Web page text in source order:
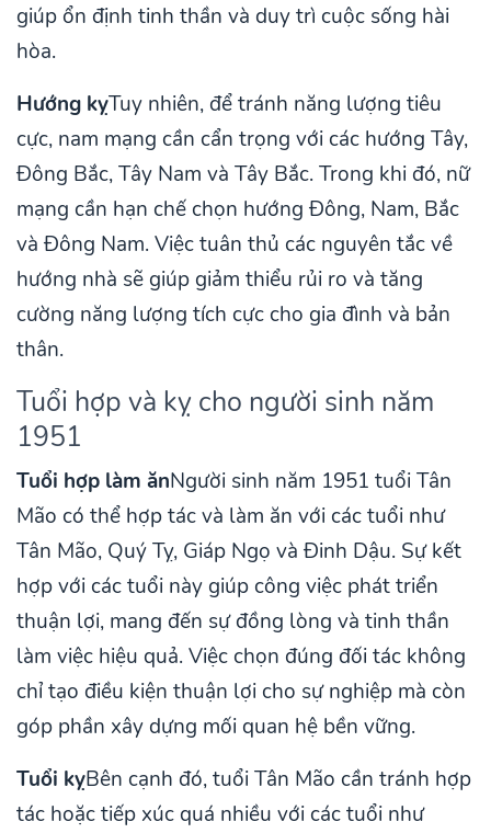
giúp ổn định tinh thần và duy trì cuộc sống hài
hòa.
Hướng kỵTuy nhiên, để tránh năng lượng tiêu
cực, nam mạng cần cẩn trọng với các hướng Tây,
Đông Bắc, Tây Nam và Tây Bắc. Trong khi đó, nữ
mạng cần hạn chế chọn hướng Đông, Nam, Bắc
và Đông Nam. Việc tuân thủ các nguyên tắc về
hướng nhà sẽ giúp giảm thiểu rủi ro và tăng
cường năng lượng tích cực cho gia đình và bản
thân.
Tuổi hợp và kỵ cho người sinh năm
1951
Tuổi hợp làm ănNgười sinh năm 1951 tuổi Tân
Mão có thể hợp tác và làm ăn với các tuổi như
Tân Mão, Quý Tỵ, Giáp Ngọ và Đinh Dậu. Sự kết
hợp với các tuổi này giúp công việc phát triển
thuận lợi, mang đến sự đồng lòng và tinh thần
làm việc hiệu quả. Việc chọn đúng đối tác không
chỉ tạo điều kiện thuận lợi cho sự nghiệp mà còn
góp phần xây dựng mối quan hệ bền vững.
Tuổi kỵBên cạnh đó, tuổi Tân Mão cần tránh hợp
tác hoặc tiếp xúc quá nhiều với các tuổi như